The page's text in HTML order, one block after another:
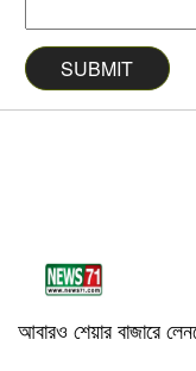
আবারও শেয়ার বাজারে